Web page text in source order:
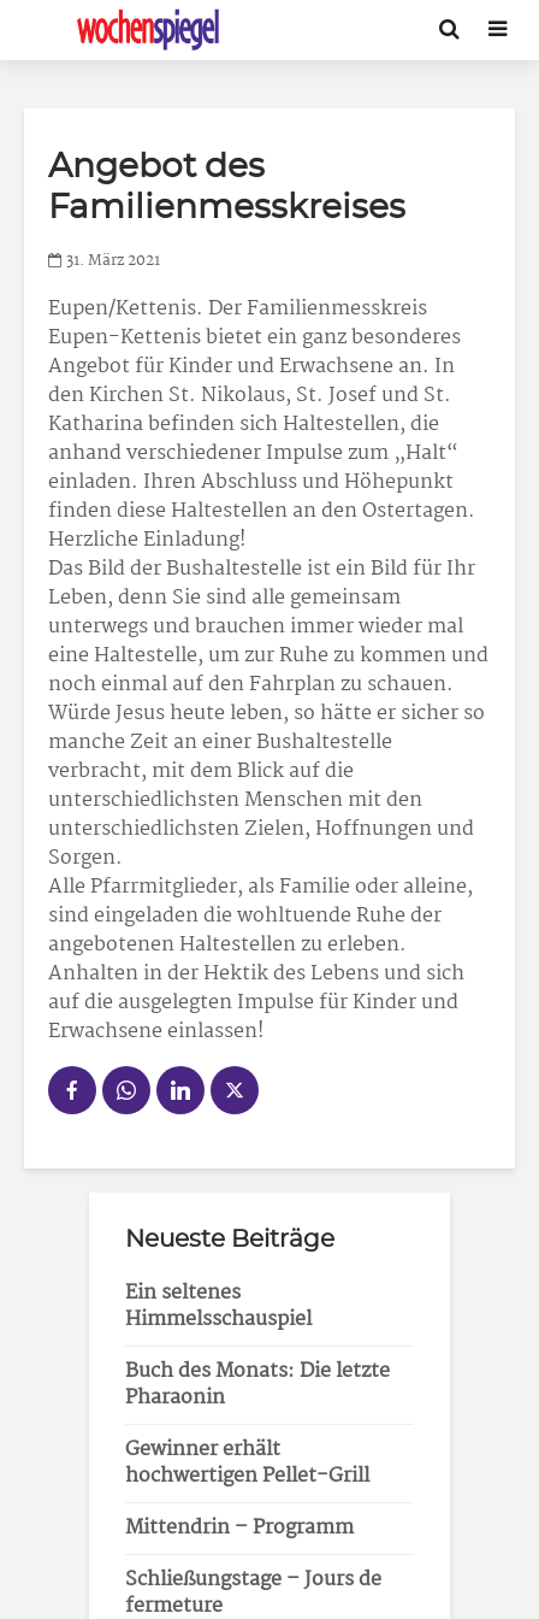
Angebot des
Familienmesskreises
31. März 2021
Eupen/Kettenis. Der Familienmesskreis
Eupen-Kettenis bietet ein ganz besonderes
Angebot für Kinder und Erwachsene an. In
den Kirchen St. Nikolaus, St. Josef und St.
Katharina befinden sich Haltestellen, die
anhand verschiedener Impulse zum „Halt“
einladen. Ihren Abschluss und Höhepunkt
finden diese Haltestellen an den Ostertagen.
Herzliche Einladung!
Das Bild der Bushaltestelle ist ein Bild für Ihr
Leben, denn Sie sind alle gemeinsam
unterwegs und brauchen immer wieder mal
eine Haltestelle, um zur Ruhe zu kommen und
noch einmal auf den Fahrplan zu schauen.
Würde Jesus heute leben, so hätte er sicher so
manche Zeit an einer Bushaltestelle
verbracht, mit dem Blick auf die
unterschiedlichsten Menschen mit den
unterschiedlichsten Zielen, Hoffnungen und
Sorgen.
Alle Pfarrmitglieder, als Familie oder alleine,
sind eingeladen die wohltuende Ruhe der
angebotenen Haltestellen zu erleben.
Anhalten in der Hektik des Lebens und sich
auf die ausgelegten Impulse für Kinder und
Erwachsene einlassen!
Neueste Beiträge
Ein seltenes
Himmelsschauspiel
Buch des Monats: Die letzte
Pharaonin
Gewinner erhält
hochwertigen Pellet-Grill
Mittendrin – Programm
Schließungstage – Jours de
fermeture